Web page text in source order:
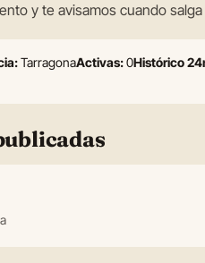
y te avisamos cuando salga
TarragonaActivas:0Histórico